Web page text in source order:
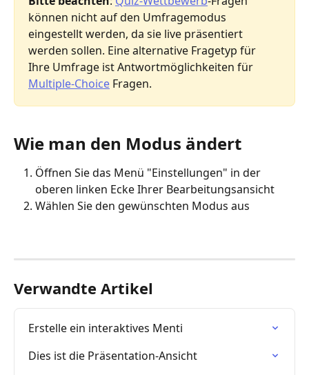
können nicht auf den Umfragemodus
eingestellt werden, da sie live präsentiert
werden sollen. Eine alternative Fragetyp für
Ihre Umfrage ist Antwortmöglichkeiten für
Multiple-Choice Fragen.
Wie man den Modus ändert
Öffnen Sie das Menü "Einstellungen" in der
oberen linken Ecke Ihrer Bearbeitungsansicht
Wählen Sie den gewünschten Modus aus
Verwandte Artikel
Erstelle ein interaktives Menti
Dies ist die Präsentation-Ansicht